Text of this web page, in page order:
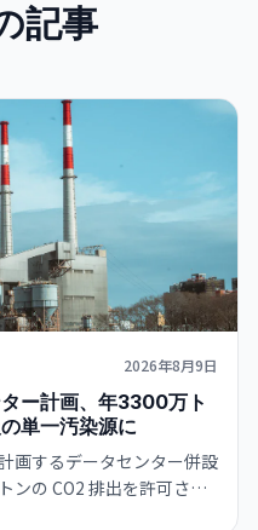
記事
2026年8月9日
ー計画、年3300万ト
単一汚染源に
画するデータセンター併設
ンの CO2 排出を許可さ